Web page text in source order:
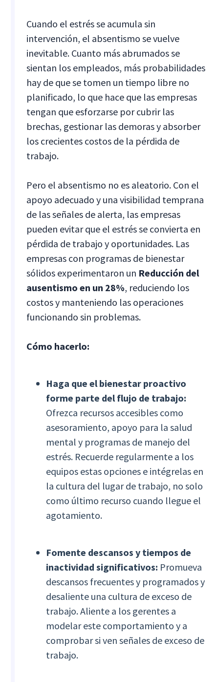
Cuando el estrés se acumula sin
intervención, el absentismo se vuelve
inevitable. Cuanto más abrumados se
sientan los empleados, más probabilidades
hay de que se tomen un tiempo libre no
planificado, lo que hace que las empresas
tengan que esforzarse por cubrir las
brechas, gestionar las demoras y absorber
los crecientes costos de la pérdida de
trabajo.
Pero el absentismo no es aleatorio. Con el
apoyo adecuado y una visibilidad temprana
de las señales de alerta, las empresas
pueden evitar que el estrés se convierta en
pérdida de trabajo y oportunidades. Las
empresas con programas de bienestar
sólidos experimentaron un Reducción del
ausentismo en un 28%, reduciendo los
costos y manteniendo las operaciones
funcionando sin problemas.
Cómo hacerlo:
Haga que el bienestar proactivo
forme parte del flujo de trabajo:
Ofrezca recursos accesibles como
asesoramiento, apoyo para la salud
mental y programas de manejo del
estrés. Recuerde regularmente a los
equipos estas opciones e intégrelas en
la cultura del lugar de trabajo, no solo
como último recurso cuando llegue el
agotamiento.
Fomente descansos y tiempos de
inactividad significativos: Promueva
descansos frecuentes y programados y
desaliente una cultura de exceso de
trabajo. Aliente a los gerentes a
modelar este comportamiento y a
comprobar si ven señales de exceso de
trabajo.